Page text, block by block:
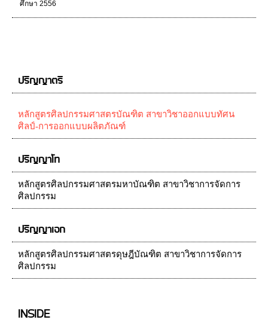
ศึกษา 2556
ปริญญาตรี
หลักสูตรศิลปกรรมศาสตรบัณฑิต สาขาวิชาออกแบบทัศน
ศิลป์-การออกแบบผลิตภัณฑ์
ปริญญาโท
หลักสูตรศิลปกรรมศาสตรมหาบัณฑิต สาขาวิชาการจัดการ
ศิลปกรรม
ปริญญาเอก
หลักสูตรศิลปกรรมศาสตรดุษฎีบัณฑิต สาขาวิชาการจัดการ
ศิลปกรรม
INSIDE